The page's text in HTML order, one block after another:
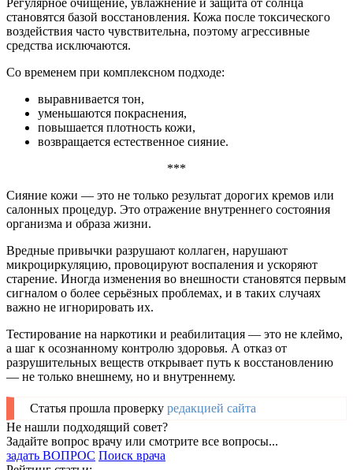
становятся базой восстановления. Кожа после токсического
воздействия часто чувствительна, поэтому агрессивные
средства исключаются.
Со временем при комплексном подходе:
выравнивается тон,
уменьшаются покраснения,
повышается плотность кожи,
возвращается естественное сияние.
***
Сияние кожи — это не только результат дорогих кремов или
салонных процедур. Это отражение внутреннего состояния
организма и образа жизни.
Вредные привычки разрушают коллаген, нарушают
микроциркуляцию, провоцируют воспаления и ускоряют
старение. Иногда изменения во внешности становятся первым
сигналом о более серьёзных проблемах, и в таких случаях
важно не игнорировать их.
Тестирование на наркотики и реабилитация — это не клеймо,
а шаг к осознанному контролю здоровья. А отказ от
разрушительных веществ открывает путь к восстановлению
— не только внешнему, но и внутреннему.
Статья прошла проверку редакцией сайта
Не нашли подходящий совет?
Задайте вопрос врачу или смотрите все вопросы...
задать ВОПРОС Поиск врача